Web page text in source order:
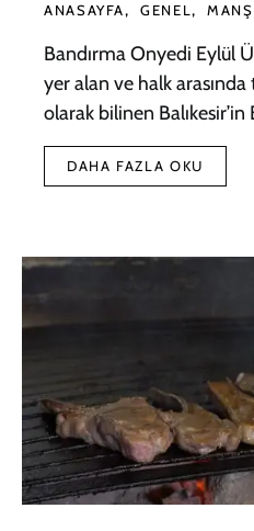
ANASAYFA GENEL
Bandırma Onyedi Eylül
yer alan ve halk arasında
olarak bilinen
DAHA FAZLA OKU